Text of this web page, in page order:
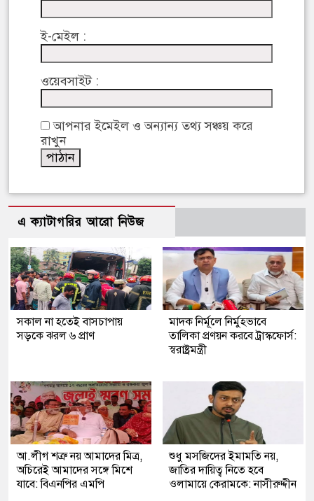
ই-মেইল :
ওয়েবসাইট :
আপনার ইমেইল ও অন্যান্য তথ্য সঞ্চয় করে
রাখুন
এ ক্যাটাগরির আরো নিউজ
সকাল না হতেই বাসচাপায়
সড়কে ঝরল ৬ প্রাণ
মাদক নির্মূলে নির্মুহভাবে
তালিকা প্রণয়ন করবে ট্রাস্কফোর্স:
স্বরাষ্ট্রমন্ত্রী
আ.লীগ শত্রু নয় আমাদের মিত্র,
অচিরেই আমাদের সঙ্গে মিশে
যাবে: বিএনপির এমপি
শুধু মসজিদের ইমামতি নয়,
জাতির দায়িত্ব নিতে হবে
ওলামায়ে কেরামকে: নাসীরুদ্দীন